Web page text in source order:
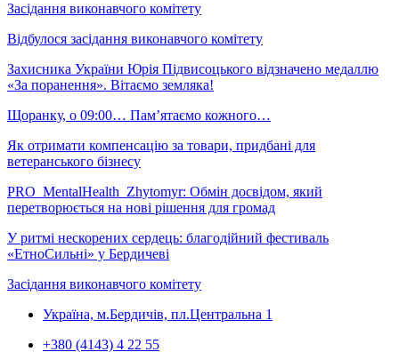
Засідання виконавчого комітету
Відбулося засідання виконавчого комітету
Захисника України Юрія Підвисоцького відзначено медаллю
«За поранення». Вітаємо земляка!
Щоранку, о 09:00… Пам’ятаємо кожного…
Як отримати компенсацію за товари, придбані для
ветеранського бізнесу
PRO_MentalHealth_Zhytomyr: Обмін досвідом, який
перетворюється на нові рішення для громад
У ритмі нескорених сердець: благодійний фестиваль
«ЕтноСильні» у Бердичеві
Засідання виконавчого комітету
Україна, м.Бердичів, пл.Центральна 1
+380 (4143) 4 22 55